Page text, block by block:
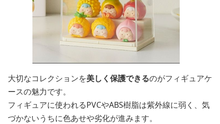
大切なコレクションを美しく保護できるのがフィギュアケ
ースの魅力です。
フィギュアに使われるPVCやABS樹脂は紫外線に弱く、気
づかないうちに色あせや劣化が進みます。